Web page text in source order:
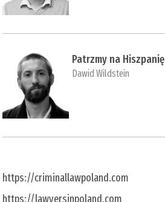
Patrzmy na Hiszpanię
Dawid Wildstein
https://criminallawpoland.com
https://lawyersinpoland.com